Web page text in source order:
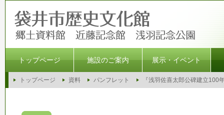
トップページ 施設のご案内 展示・イベント
トップページ 資料 パンフレット 『浅羽佐喜太郎公碑建立100